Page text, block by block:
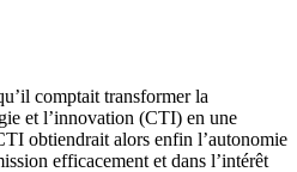
comptait transformer la
et l’innovation (CTI) en une
obtiendrait alors enfin l’autonomie
efficacement et dans l’intérêt